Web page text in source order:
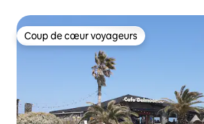
Coup de cœur voyageurs
Coup de cœur voyageurs